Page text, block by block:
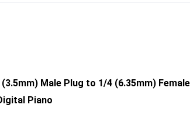
Male Plug to 1/4 (6.35mm)
Piano